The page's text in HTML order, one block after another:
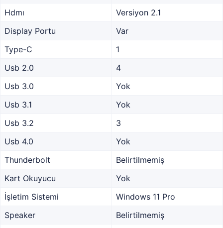
Hdmı
Versiyon 2.1
Display Portu
Var
Type-C
1
Usb 2.0
4
Usb 3.0
Yok
Usb 3.1
Yok
Usb 3.2
3
Usb 4.0
Yok
Thunderbolt
Belirtilmemiş
Kart Okuyucu
Yok
İşletim Sistemi
Windows 11 Pro
Speaker
Belirtilmemiş